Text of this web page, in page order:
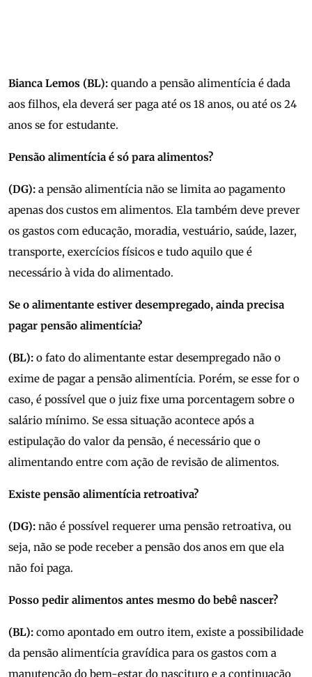
Bianca Lemos (BL): quando a pensão alimentícia é dada
aos filhos, ela deverá ser paga até os 18 anos, ou até os 24
anos se for estudante.
Pensão alimentícia é só para alimentos?
(DG): a pensão alimentícia não se limita ao pagamento
apenas dos custos em alimentos. Ela também deve prever
os gastos com educação, moradia, vestuário, saúde, lazer,
transporte, exercícios físicos e tudo aquilo que é
necessário à vida do alimentado.
Se o alimentante estiver desempregado, ainda precisa
pagar pensão alimentícia?
(BL): o fato do alimentante estar desempregado não o
exime de pagar a pensão alimentícia. Porém, se esse for o
caso, é possível que o juiz fixe uma porcentagem sobre o
salário mínimo. Se essa situação acontece após a
estipulação do valor da pensão, é necessário que o
alimentando entre com ação de revisão de alimentos.
Existe pensão alimentícia retroativa?
(DG): não é possível requerer uma pensão retroativa, ou
seja, não se pode receber a pensão dos anos em que ela
não foi paga.
Posso pedir alimentos antes mesmo do bebê nascer?
(BL): como apontado em outro item, existe a possibilidade
da pensão alimentícia gravídica para os gastos com a
manutenção do bem-estar do nascituro e a continuação